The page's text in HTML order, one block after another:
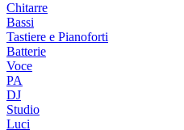
Chitarre
Bassi
Tastiere e Pianoforti
Batterie
Voce
PA
DJ
Studio
Luci